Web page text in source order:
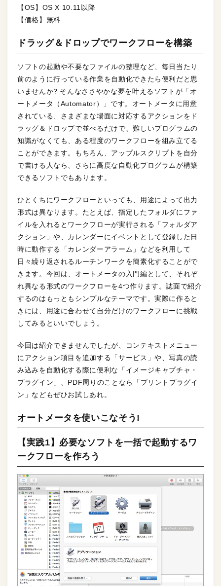
【OS】OS X 10.11以降
【価格】無料
ドラッグ＆ドロップでワークフローを構築
ソフトの起動や不要なファイルの整理など、毎日当たり
前のように行っている作業を自動化できたら便利だと思
いませんか? そんなささやかな夢を叶えるソフトが「オ
ートメータ（Automator）」です。オートメータに用意
されている、さまざまな場面に対応するアクションをド
ラッグ＆ドロップで並べるだけで、難しいプログラムの
知識がなくても、ある程度のワークフローを組み立てる
ことができます。もちろん、アップルスクリプトを自分
で書ける人なら、さらに高度な自動化プログラムが構築
できるソフトでもあります。
ひとくちにワークフローといっても、用途によって出力
形式は異なります。たとえば、指定したフォルダにファ
イルを入れるとワークフローが実行される「フォルダア
クション」や、カレンダーにイベントとして登録した日
時に動作する「カレンダーアラーム」などを利用して
日々繰り返されるルーチンワークを簡素化することがで
きます。今回は、オートメータの入門編として、それぞ
れ異なる形式のワークフローを4つ作ります。誌面で紹介
するのはもっともシンプルなテーマです。実際に作ると
きには、用途に合わせて自分だけのワークフローに挑戦
してみるといいでしょう。
今回は紹介できませんでしたが、コンテキストメニュー
にアクション項目を追加する「サービス」や、写真の読
み込みを自動化する際に便利な「イメージキャプチャ・
プラグイン」、PDF周りのことなら「プリントプラグイ
ン」などもぜひお試しあれ。
オートメータを使いこなそう!
【実践1】必要なソフトを一括で起動するワ
ークフローを作ろう